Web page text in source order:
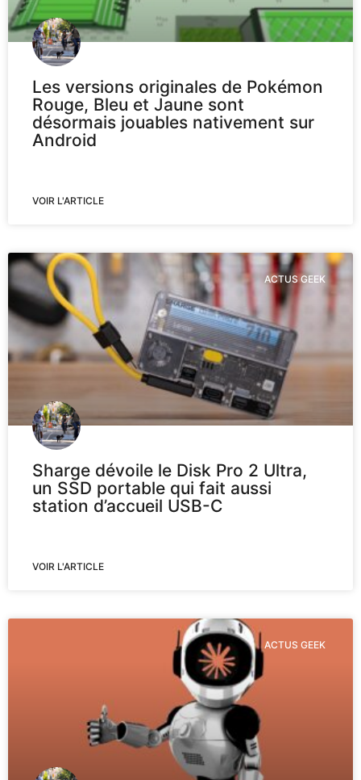
Les versions originales de Pokémon
Rouge, Bleu et Jaune sont
désormais jouables nativement sur
Android
VOIR L'ARTICLE
ACTUS GEEK
Sharge dévoile le Disk Pro 2 Ultra,
un SSD portable qui fait aussi
station d’accueil USB-C
VOIR L'ARTICLE
ACTUS GEEK